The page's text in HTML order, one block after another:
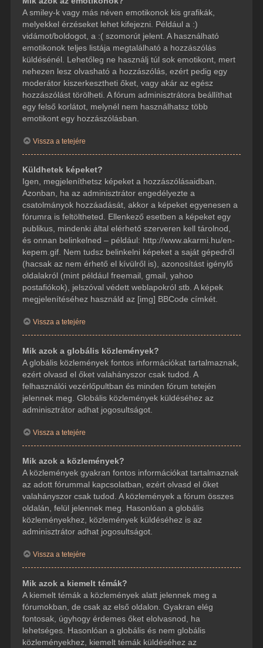
A smiley-k vagy más néven emotikonok kis grafikák,
melyekkel érzéseket lehet kifejezni. Például a :)
vidámot/boldogot, a :( szomorút jelent. A használható
emotikonok teljes listája megtalálható a hozzászólás
küldésénél. Lehetőleg ne használj túl sok emotikont, mert
nehezen lesz olvasható a hozzászólás, ezért pedig egy
moderátor kiszerkesztheti őket, vagy akár az egész
hozzászólást törölheti. A fórum adminisztrátora beállíthat
egy felső korlátot, melynél nem használhatsz több
emotikont egy hozzászólásban.
Vissza a tetejére
Küldhetek képeket?
Igen, megjeleníthetsz képeket a hozzászólásaidban.
Azonban, ha az adminisztrátor engedélyezte a
csatolmányok hozzáadását, akkor a képeket egyenesen a
fórumra is feltöltheted. Ellenkező esetben a képeket egy
publikus, mindenki által elérhető szerveren kell tárolnod,
és onnan belinkelned – például: http://www.akarmi.hu/en-
kepem.gif. Nem tudsz belinkelni képeket a saját gépedről
(hacsak az nem érhető el kívülről is), azonosítást igénylő
oldalakról (mint például freemail, gmail, yahoo
postafiókok), jelszóval védett weblapokról stb. A képek
megjelenítéséhez használd az [img] BBCode címkét.
Vissza a tetejére
Mik azok a globális közlemények?
A globális közlemények fontos információkat tartalmaznak,
ezért olvasd el őket valahányszor csak tudod. A
felhasználói vezérlőpultban és minden fórum tetején
jelennek meg. Globális közlemények küldéséhez az
adminisztrátor adhat jogosultságot.
Vissza a tetejére
Mik azok a közlemények?
A közlemények gyakran fontos információkat tartalmaznak
az adott fórummal kapcsolatban, ezért olvasd el őket
valahányszor csak tudod. A közlemények a fórum összes
oldalán, felül jelennek meg. Hasonlóan a globális
közleményekhez, közlemények küldéséhez is az
adminisztrátor adhat jogosultságot.
Vissza a tetejére
Mik azok a kiemelt témák?
A kiemelt témák a közlemények alatt jelennek meg a
fórumokban, de csak az első oldalon. Gyakran elég
fontosak, úgyhogy érdemes őket elolvasnod, ha
lehetséges. Hasonlóan a globális és nem globális
közleményekhez, kiemelt témák küldéséhez az